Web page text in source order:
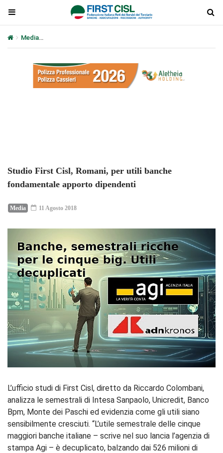
Media
Studio First Cisl, Romani, per utili banche
fondamentale apporto dipendenti
Media 11 Agosto 2018
L’ufficio studi di First Cisl, diretto da Riccardo Colombani,
analizza le semestrali di Intesa Sanpaolo, Unicredit, Banco
Bpm, Monte dei Paschi ed evidenzia come gli utili siano
sensibilmente cresciuti. “L’utile semestrale delle cinque
maggiori banche italiane – scrive nel suo lancia l’agenzia di
stampa Agi – è decuplicato, balzando dai 526 milioni di